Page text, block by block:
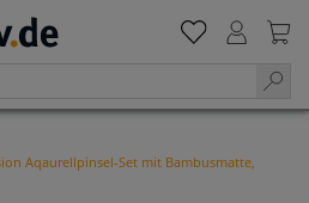
Aqaurellpinsel-Set mit Bambusmatte,